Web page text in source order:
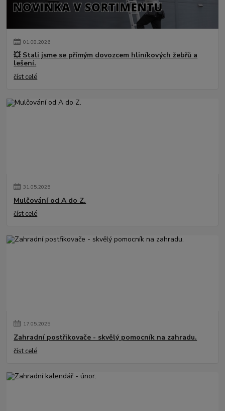
01.08.2026
💥 Stali jsme se přímým dovozcem hliníkových žebřů a
lešení.
číst celé
31.05.2025
Mulčování od A do Z.
číst celé
17.05.2025
Zahradní postřikovače - skvělý pomocník na zahradu.
číst celé